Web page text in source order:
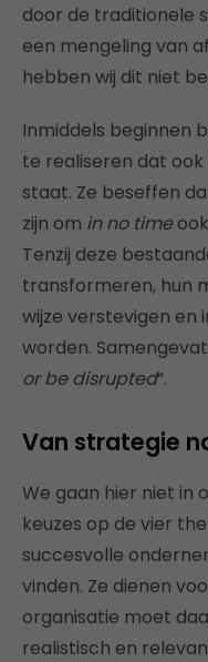
door de traditionele
een mengeling van
hebben wij dit niet
Inmiddels beginnen
te realiseren dat
staat. Ze beseffen
zijn om in no time
Tenzij deze
transformeren, hun
wijze verstevigen en
worden.
or be disrupted“.
Van strategie
We gaan hier niet in
keuzes op de vier
succesvolle
vinden. Ze dienen
organisatie moet
realistisch en